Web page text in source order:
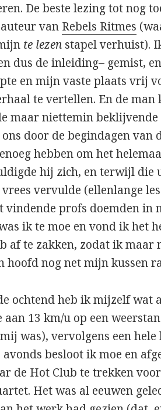
De beste lezing tot nog
van Rebels Ritmes
te lezen stapel verhuist).
dus de inleiding– gemist,
en mijn vaste plaats vrij
te vertellen. En de
maar niettemin
door de begindagen
hebben om het
hij zich, en terwijl die
vervulde (ellenlange
vindende profs doemden in
ik te moe en vond ik het
af te zakken, zodat ik maar
hoofd nog net mijn kussen
ochtend heb ik mijzelf wat
aan 13 km/u op een
was), vervolgens een
avonds besloot ik moe en
de Hot Club te trekken
Het was al eeuwen